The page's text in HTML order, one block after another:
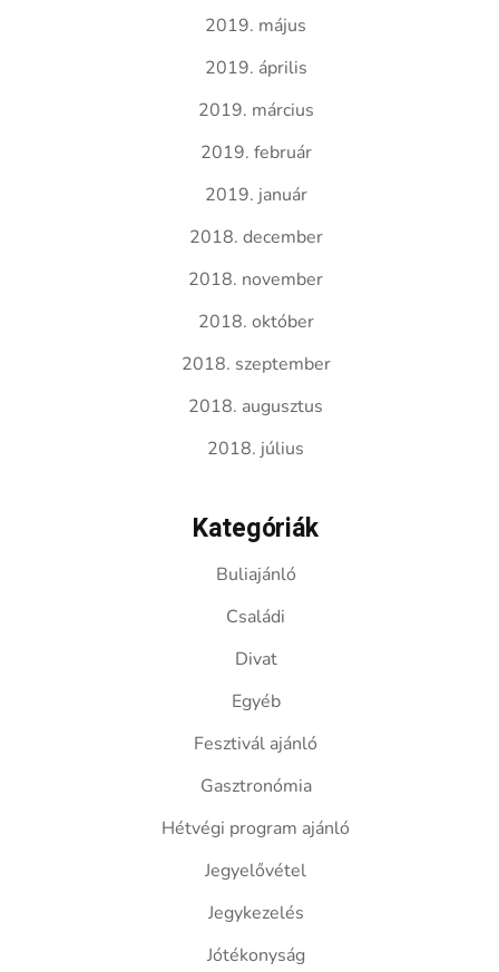
2019. május
2019. április
2019. március
2019. február
2019. január
2018. december
2018. november
2018. október
2018. szeptember
2018. augusztus
2018. július
Kategóriák
Buliajánló
Családi
Divat
Egyéb
Fesztivál ajánló
Gasztronómia
Hétvégi program ajánló
Jegyelővétel
Jegykezelés
Jótékonyság